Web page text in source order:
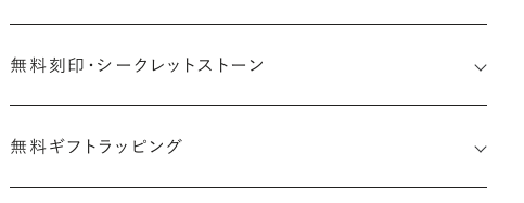
無料刻印・ シークレットストーン
刻印メッセージ：半角英数字20文字まで刻印可能
無料ギフトラッピング